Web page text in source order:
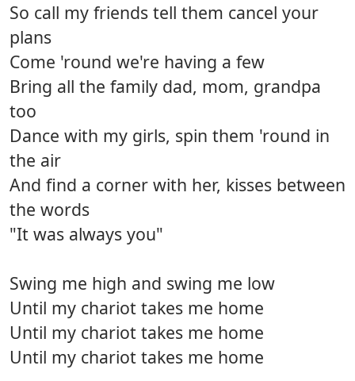
So call my friends tell them cancel your
plans
Come 'round we're having a few
Bring all the family dad, mom, grandpa
too
Dance with my girls, spin them 'round in
the air
And find a corner with her, kisses between
the words
"It was always you"
Swing me high and swing me low
Until my chariot takes me home
Until my chariot takes me home
Until my chariot takes me home